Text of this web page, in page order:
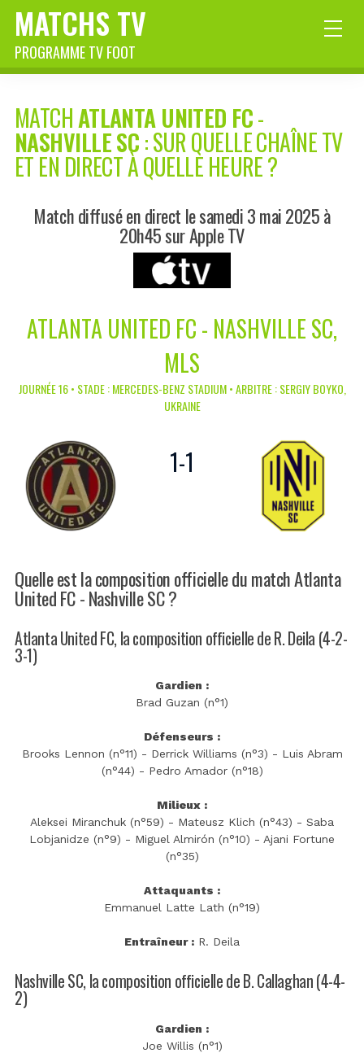
MATCHS TV
PROGRAMME TV FOOT
MATCHATLANTA UNITED FC-
NASHVILLE SC: SUR QUELLE CHAÎNE TV
ET EN DIRECT À QUELLE HEURE ?
Match diffusé en direct le samedi 3 mai 2025 à
20h45 sur Apple TV
ATLANTA UNITED FC - NASHVILLE SC,
MLS
JOURNÉE 16 • STADE : MERCEDES-BENZ STADIUM • ARBITRE : SERGIY BOYKO,
UKRAINE
1-1
Quelle est la composition officielle du match Atlanta
United FC - Nashville SC ?
Atlanta United FC, la composition officielle de R. Deila (4-2-
3-1)
Gardien :
Brad Guzan (n°1)
Défenseurs :
Brooks Lennon (n°11) - Derrick Williams (n°3) - Luis Abram
(n°44) - Pedro Amador (n°18)
Milieux :
Aleksei Miranchuk (n°59) - Mateusz Klich (n°43) - Saba
Lobjanidze (n°9) - Miguel Almirón (n°10) - Ajani Fortune
(n°35)
Attaquants :
Emmanuel Latte Lath (n°19)
Entraîneur : R. Deila
Nashville SC, la composition officielle de B. Callaghan (4-4-
2)
Gardien :
Joe Willis (n°1)